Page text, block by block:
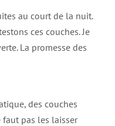
au court de la nuit.
ces couches. Je
La promesse des
des couches
pas les laisser